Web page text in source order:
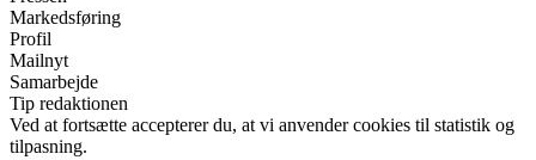
Markedsføring
Profil
Mailnyt
Samarbejde
Tip redaktionen
Ved at fortsætte accepterer du, at vi anvender cookies til statistik og
tilpasning.